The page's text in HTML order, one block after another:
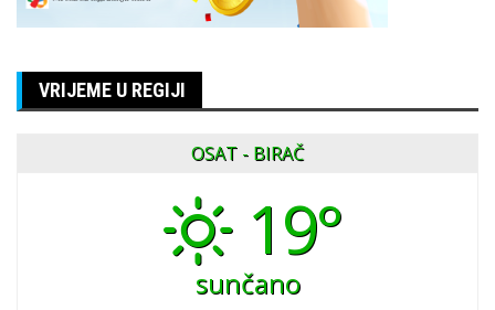
VRIJEME U REGIJI
OSAT - BIRAČ
19°
sunčano